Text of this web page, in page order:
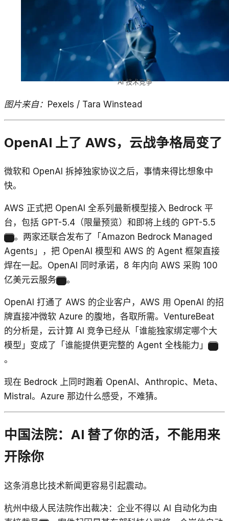
AI 技术竞争
图片来自：Pexels / Tara Winstead
OpenAI 上了 AWS，云战争格局变了
微软和 OpenAI 拆掉独家协议之后，事情来得比想象中
快。
AWS 正式把 OpenAI 全系列最新模型接入 Bedrock 平
台，包括 GPT-5.4（限量预览）和即将上线的 GPT-5.5
。两家还联合发布了「Amazon Bedrock Managed
Agents」，把 OpenAI 模型和 AWS 的 Agent 框架直接
焊在一起。OpenAI 同时承诺，8 年内向 AWS 采购 100
亿美元云服务
。
OpenAI 打通了 AWS 的企业客户，AWS 用 OpenAI 的招
牌直接冲微软 Azure 的腹地，各取所需。VentureBeat
的分析是，云计算 AI 竞争已经从「谁能独家绑定哪个大
模型」变成了「谁能提供更完整的 Agent 全栈能力」
。
现在 Bedrock 上同时跑着 OpenAI、Anthropic、Meta、
Mistral。Azure 那边什么感受，不难猜。
中国法院：AI 替了你的活，不能用来
开除你
这条消息比技术新闻更容易引起震动。
杭州中级人民法院作出裁决：企业不得以 AI 自动化为由